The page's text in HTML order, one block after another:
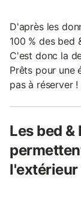
D'après les
100 % des bed
C'est donc la
Prêts pour une
pas à réserver !
Les bed
l'extérieur